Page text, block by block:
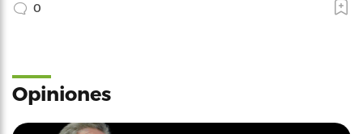
0
Opiniones